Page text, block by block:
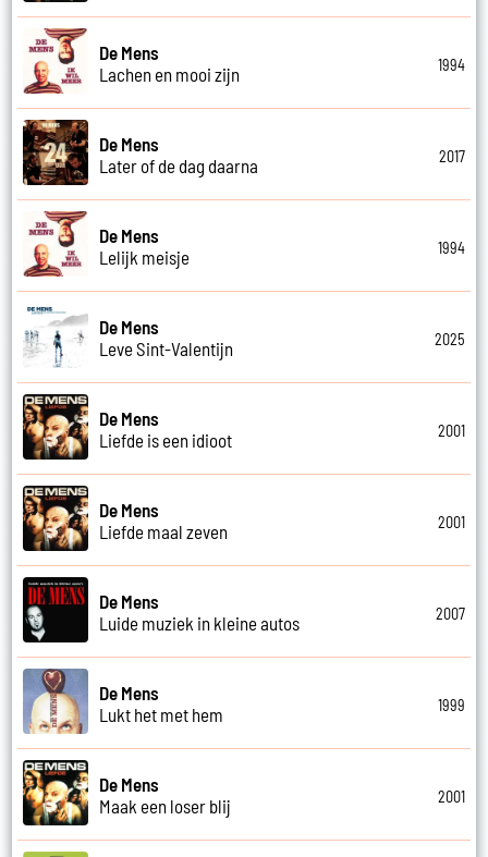
De Mens
Lachen en mooi zijn
1994
De Mens
Later of de dag daarna
2017
De Mens
Lelijk meisje
1994
De Mens
Leve Sint-Valentijn
2025
De Mens
Liefde is een idioot
2001
De Mens
Liefde maal zeven
2001
De Mens
Luide muziek in kleine autos
2007
De Mens
Lukt het met hem
1999
De Mens
Maak een loser blij
2001